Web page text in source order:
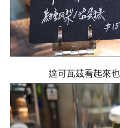
達可瓦茲看起來